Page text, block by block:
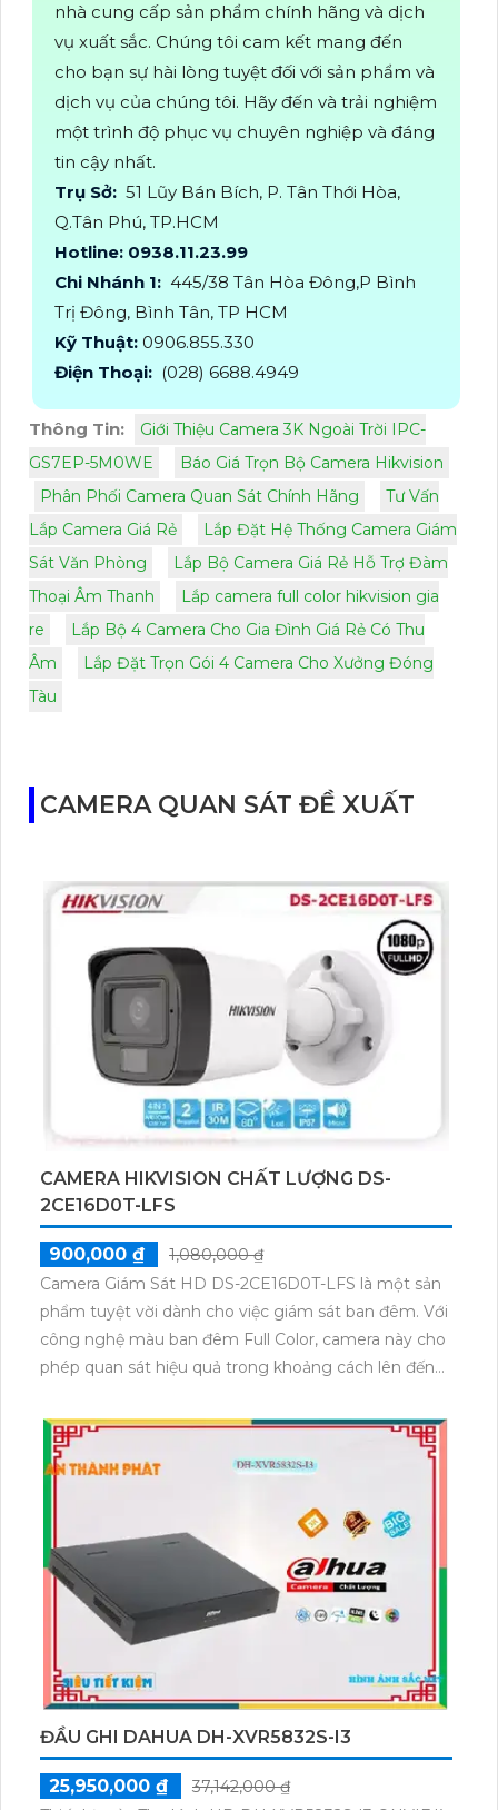
nhà cung cấp sản phẩm chính hãng và dịch
vụ xuất sắc. Chúng tôi cam kết mang đến
cho bạn sự hài lòng tuyệt đối với sản phẩm và
dịch vụ của chúng tôi. Hãy đến và trải nghiệm
một trình độ phục vụ chuyên nghiệp và đáng
tin cậy nhất.
Trụ Sở: 51 Lũy Bán Bích, P. Tân Thới Hòa,
Q.Tân Phú, TP.HCM
Hotline: 0938.11.23.99
Chi Nhánh 1: 445/38 Tân Hòa Đông,P Bình
Trị Đông, Bình Tân, TP HCM
Kỹ Thuật: 0906.855.330
Điện Thoại: (028) 6688.4949
Thông Tin:
Giới Thiệu Camera 3K Ngoài Trời IPC-
GS7EP-5M0WE
Báo Giá Trọn Bộ Camera Hikvision
Phân Phối Camera Quan Sát Chính Hãng
Tư Vấn
Lắp Camera Giá Rẻ
Lắp Đặt Hệ Thống Camera Giám
Sát Văn Phòng
Lắp Bộ Camera Giá Rẻ Hỗ Trợ Đàm
Thoại Âm Thanh
Lắp camera full color hikvision gia
re
Lắp Bộ 4 Camera Cho Gia Đình Giá Rẻ Có Thu
Âm
Lắp Đặt Trọn Gói 4 Camera Cho Xưởng Đóng
Tàu
CAMERA QUAN SÁT ĐỀ XUẤT
CAMERA HIKVISION CHẤT LƯỢNG DS-
2CE16D0T-LFS
900,000 ₫
1,080,000 ₫
Camera Giám Sát HD DS-2CE16D0T-LFS là một sản
phẩm tuyệt vời dành cho việc giám sát ban đêm. Với
công nghệ màu ban đêm Full Color, camera này cho
phép quan sát hiệu quả trong khoảng cách lên đến
này cũng giúp đảm bảo hình ảnh sắc nét và chất
lượng tốt ngay cả trong điều kiện ánh sáng kém.
Thiết kế thân kim loại của camera giúp nó có độ bền
cao và phù hợp để lắp đặt ngoài trời.Camera DS-
2CE16D0T-LFS còn được tích hợp công nghệ AHD,
CVI, TVI, BCS, giúp việc thi công trở nên dễ dàng và
thuận tiện. Chức năng thu âm rõ ràng giúp ghi lại âm
thanh một cách chi tiết, tăng khả năng giám sát và
quản lý.Sản phẩm này còn tương thích với đầu ghi,
giúp bạn dễ dàng xem và lưu trữ các hình ảnh giám
sát. Với Camera Giám Sát HD DS-2CE16D0T-LFS,
việc giám sát ban đêm sẽ trở nên hiệu quả và an
toàn hơn bao giờ hết.
ĐẦU GHI DAHUA DH-XVR5832S-I3
25,950,000 ₫
37,142,000 ₫